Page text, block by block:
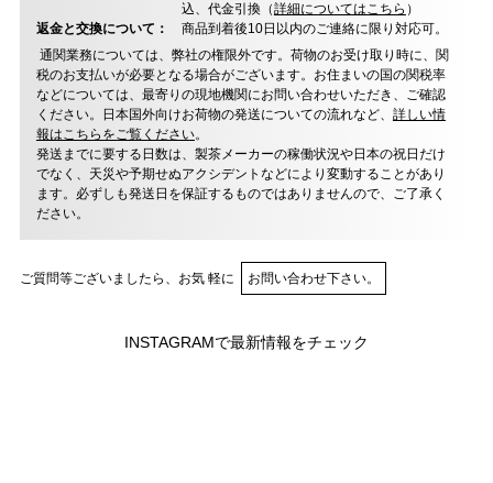
込、代金引換（詳細についてはこちら ）
返金と交換について：
商品到着後10日以内のご連絡に限り対応可。
通関業務については、弊社の権限外です。荷物のお受け取り時に、関
税のお支払いが必要となる場合がございます。お住まいの国の関税率
などについては、最寄りの現地機関にお問い合わせいただき、ご確認
ください。日本国外向けお荷物の発送についての流れなど、 詳しい情
報はこちらをご覧ください。
発送までに要する日数は、製茶メーカーの稼働状況や日本の祝日だけ
でなく、天災や予期せぬアクシデントなどにより変動することがあり
ます。必ずしも発送日を保証するものではありませんので、ご了承く
ださい。
ご質問等ございましたら、お気 軽に お問い合わせ下さい。
INSTAGRAMで最新情報をチェック